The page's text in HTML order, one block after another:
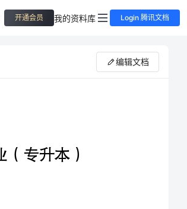
开通会员 我的资料库 Login 腾讯文档
编辑文档